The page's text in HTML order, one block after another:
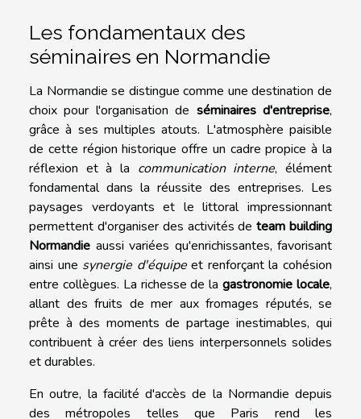
Les fondamentaux des
séminaires en Normandie
La Normandie se distingue comme une destination de
choix pour l'organisation de séminaires d'entreprise,
grâce à ses multiples atouts. L'atmosphère paisible
de cette région historique offre un cadre propice à la
réflexion et à la communication interne, élément
fondamental dans la réussite des entreprises. Les
paysages verdoyants et le littoral impressionnant
permettent d'organiser des activités deteam building
Normandie aussi variées qu'enrichissantes, favorisant
ainsi une synergie d'équipeet renforçant la cohésion
entre collègues. La richesse de lagastronomie locale,
allant des fruits de mer aux fromages réputés, se
prête à des moments de partage inestimables, qui
contribuent à créer des liens interpersonnels solides
et durables.
En outre, la facilité d'accès de la Normandie depuis
des métropoles telles que Paris rend les